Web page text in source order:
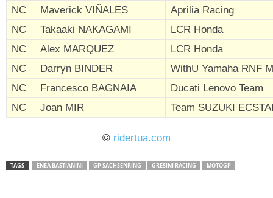
NC
Maverick VIÑALES
Aprilia Racing
NC
Takaaki NAKAGAMI
LCR Honda
NC
Alex MARQUEZ
LCR Honda
NC
Darryn BINDER
WithU Yamaha RNF
NC
Francesco BAGNAIA
Ducati Lenovo Team
NC
Joan MIR Team SUZUKI
© ridertua.com
TAGS ENEA BASTIANINI GP SACHSENRING GRESINI RACING MOTOGP